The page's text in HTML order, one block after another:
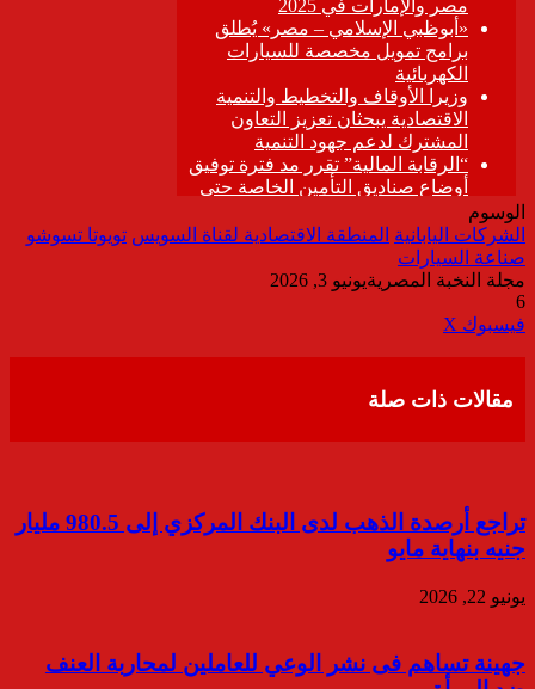
الوسوم
الشركات اليابانية المنطقة الاقتصادية لقناة السويس تويوتا تسوشو
صناعة السيارات
مجلة النخبة المصريةيونيو 3, 2026
6
فيسبوك ‫X
مقالات ذات صلة
تراجع أرصدة الذهب لدى البنك المركزي إلى 980.5 مليار
جنيه بنهاية مايو
يونيو 22, 2026
جهينة تساهم فى نشر الوعي للعاملين لمحاربة العنف